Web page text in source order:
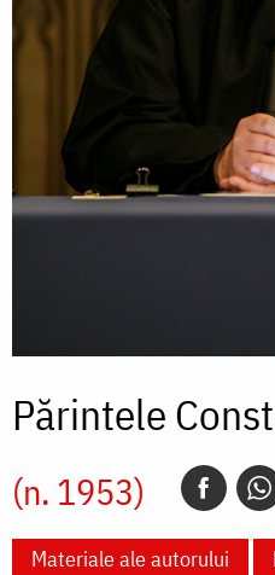
Părintele
(n. 1953)
Materiale ale autorului